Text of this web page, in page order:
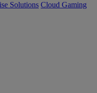
Solutions Cloud Gaming